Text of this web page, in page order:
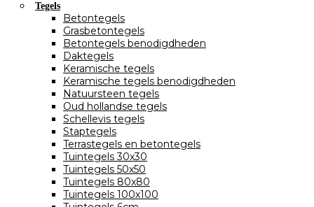
Tegels
Betontegels
Grasbetontegels
Betontegels benodigdheden
Daktegels
Keramische tegels
Keramische tegels benodigdheden
Natuursteen tegels
Oud hollandse tegels
Schellevis tegels
Staptegels
Terrastegels en betontegels
Tuintegels 30x30
Tuintegels 50x50
Tuintegels 80x80
Tuintegels 100x100